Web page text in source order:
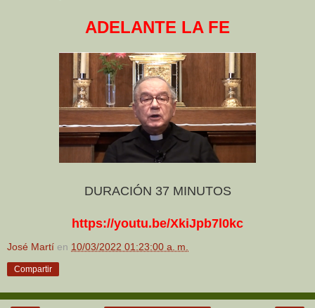
ADELANTE LA FE
DURACIÓN 37 MINUTOS
https://youtu.be/XkiJpb7l0kc
José Martí en 10/03/2022 01:23:00 a. m.
Compartir